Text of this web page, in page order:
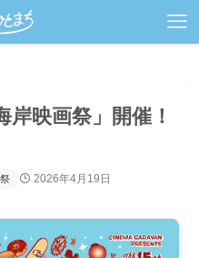
岸映画祭」開催！
2026年4月19日